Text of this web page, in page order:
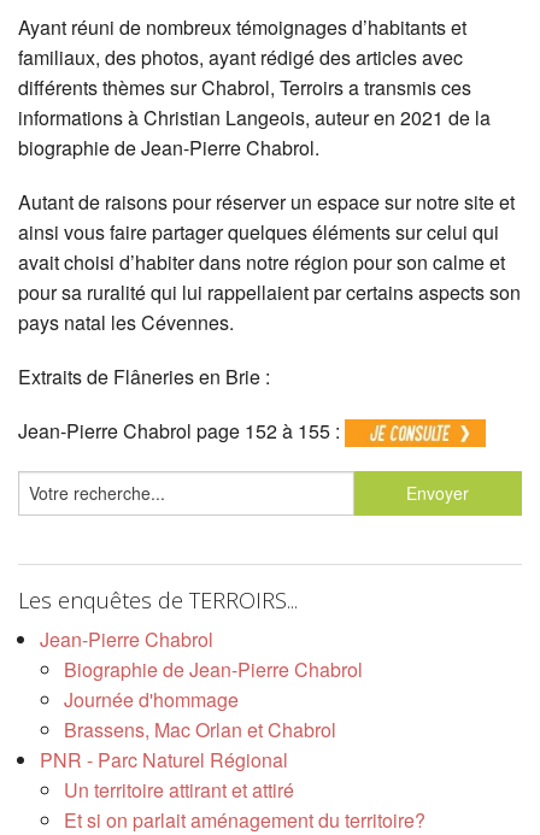
Ayant réuni de nombreux témoignages d’habitants et
familiaux, des photos, ayant rédigé des articles avec
différents thèmes sur Chabrol, Terroirs a transmis ces
informations à Christian Langeois, auteur en 2021 de la
biographie de Jean-Pierre Chabrol.
Autant de raisons pour réserver un espace sur notre site et
ainsi vous faire partager quelques éléments sur celui qui
avait choisi d’habiter dans notre région pour son calme et
pour sa ruralité qui lui rappellaient par certains aspects son
pays natal les Cévennes.
Extraits de Flâneries en Brie :
Jean-Pierre Chabrol page 152 à 155 :
Les enquêtes de TERROIRS...
Jean-Pierre Chabrol
Biographie de Jean-Pierre Chabrol
Journée d'hommage
Brassens, Mac Orlan et Chabrol
PNR - Parc Naturel Régional
Un territoire attirant et attiré
Et si on parlait aménagement du territoire?